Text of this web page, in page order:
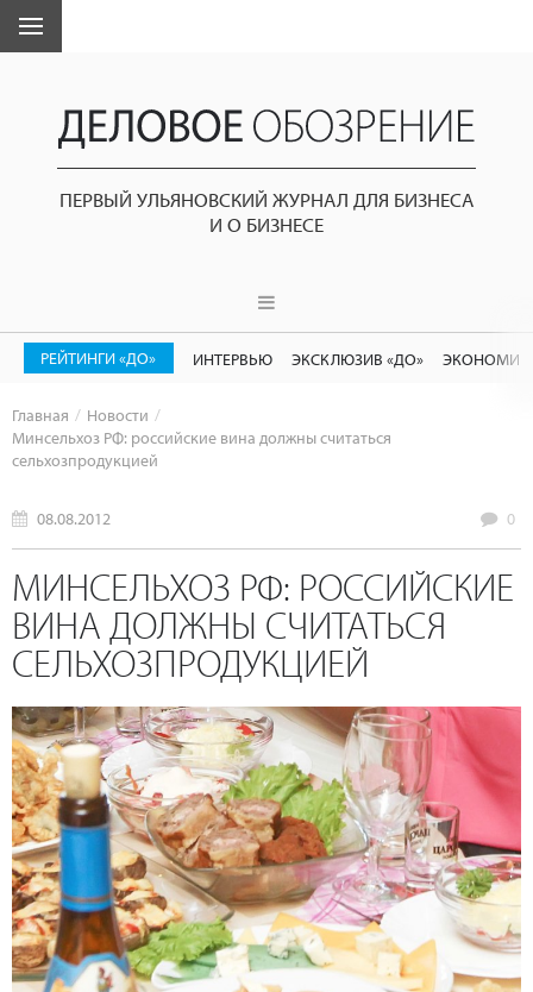
ПЕРВЫЙ УЛЬЯНОВСКИЙ ЖУРНАЛ ДЛЯ БИЗНЕСА
И О БИЗНЕСЕ
РЕЙТИНГИ «ДО» ИНТЕРВЬЮ ЭКСКЛЮЗИВ «ДО»
Главная
Новости
Минсельхоз РФ: российские вина должны считаться
сельхозпродукцией
08.08.2012 0
МИНСЕЛЬХОЗ РФ: РОССИЙСКИЕ
ВИНА ДОЛЖНЫ СЧИТАТЬСЯ
СЕЛЬХОЗПРОДУКЦИЕЙ